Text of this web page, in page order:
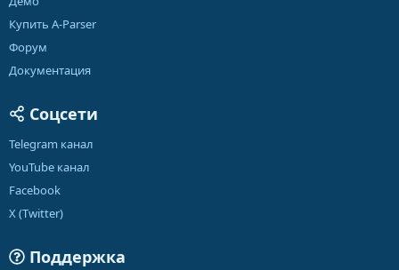
Купить A-Parser
Форум
Документация
Соцсети
Telegram канал
YouTube канал
Facebook
X (Twitter)
Поддержка